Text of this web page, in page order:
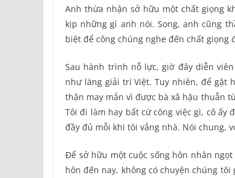
Anh thừa nhận sở hữu một chất giọng
kịp những gì anh nói. Song, anh cũng
biệt để công chúng nghe đến chất giọng
Sau hành trình nỗ lực, giờ đây diễn
như làng giải trí Việt. Tuy nhiên, để gặt
thân may mắn vì được bà xã hậu thuẫn
Tôi đi làm hay bất cứ công việc gì, cô ấy
đầy đủ mỗi khi tôi vắng nhà. Nói chung,
Để sở hữu một cuộc sống hôn nhân
hôn đến nay, không có chuyện chúng